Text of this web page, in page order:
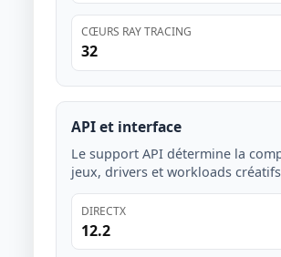
CŒURS RAY TRACING
32
API et interface
Le support API détermine la
jeux, drivers et workloads
DIRECTX
12.2